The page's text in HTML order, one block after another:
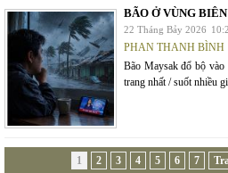
BÃO Ở VÙNG BIÊN
22 Tháng Bảy 2026
PHAN THANH BÌNH
Bão Maysak đổ bộ
trang nhất / suốt nhiều
1 2 3 4 5 6 7